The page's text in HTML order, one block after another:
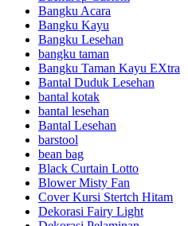
Bangku Acara
Bangku Kayu
Bangku Lesehan
bangku taman
Bangku Taman Kayu EXtra
Bantal Duduk Lesehan
bantal kotak
bantal lesehan
Bantal Lesehan
barstool
bean bag
Black Curtain Lotto
Blower Misty Fan
Cover Kursi Stertch Hitam
Dekorasi Fairy Light